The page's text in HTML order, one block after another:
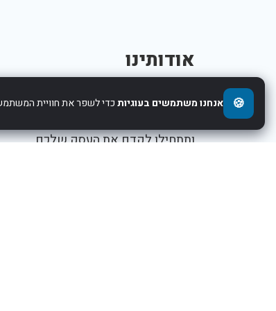
אודותינו
אנו עוזרים לחברות להציג את
ותתחילו לקדם את העסק שלכם.
🍪 אנחנו משתמשים בעוגיותכדי לשפר את חוויית